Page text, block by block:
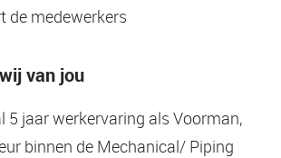
de medewerkers
van jou
5 jaar werkervaring als Voorman,
binnen de Mechanical/ Piping